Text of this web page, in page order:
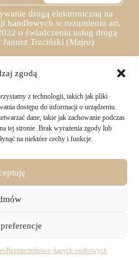
zgodą
z technologii, takich jak pliki
dostępu do informacji o urządzeniu.
dane, takie jak zachowanie podczas
tej stronie. Brak wyrażenia zgody lub
na niektóre cechy i funkcje.
Bezpieczeństwo danych osobowych
drogą elektroniczną na
handlowych w rozumieniu art.
o świadczeniu usług drogą
Trzciński (Majru)
rejestracja
zakupów
sklepu
pobrania
dni robocze.
- Majru